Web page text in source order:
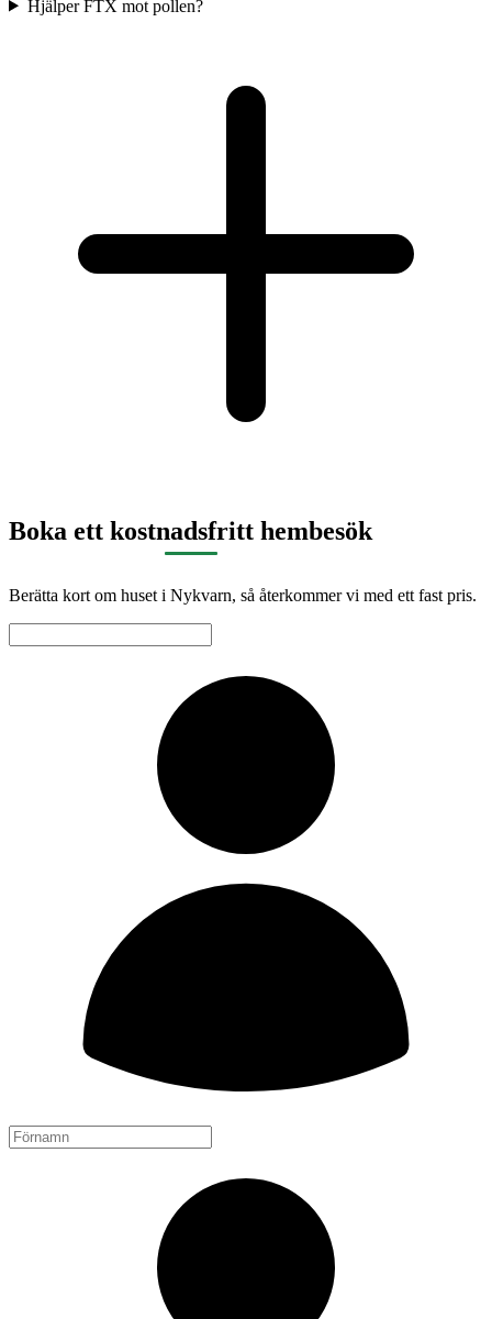
Hjälper FTX mot pollen?
Boka ett kostnadsfritt hembesök
Berätta kort om huset i Nykvarn, så återkommer vi med ett fast pris.